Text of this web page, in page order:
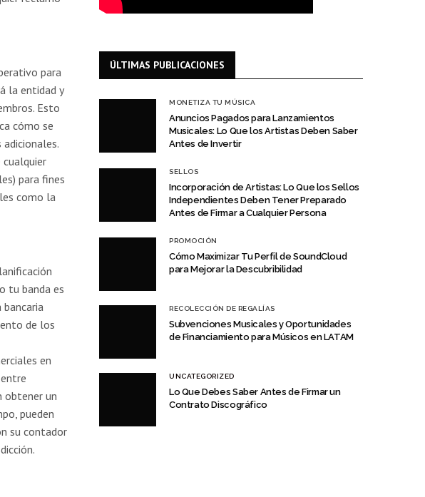
para
la entidad y
Esto
cómo se
para fines
como la
tu banda es
de los
en
obtener un
pueden
su contador
ÚLTIMAS PUBLICACIONES
MONETIZA TU MÚSICA
Anuncios Pagados para Lanzamientos
Musicales: Lo Que los Artistas Deben Saber
Antes de Invertir
SELLOS
Incorporación de Artistas: Lo Que los Sellos
Independientes Deben Tener Preparado
Antes de Firmar a Cualquier Persona
PROMOCIÓN
Cómo Maximizar Tu Perfil de SoundCloud
para Mejorar la Descubribilidad
RECOLECCIÓN DE REGALÍAS
Subvenciones Musicales y Oportunidades
de Financiamiento para Músicos en LATAM
UNCATEGORIZED
Lo Que Debes Saber Antes de Firmar un
Contrato Discográfico